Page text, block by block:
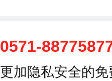
0571-
更加隐私安全的